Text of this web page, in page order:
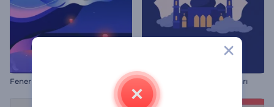
Fener Festivali Animasyonları Mevlid Kandili Animasyonları